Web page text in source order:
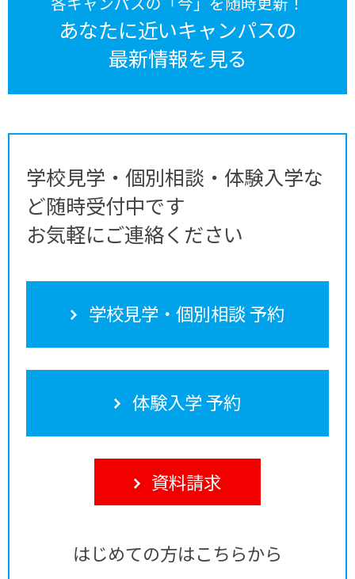
あなたに近いキャンパスの
最新情報を見る
学校見学・個別相談・体験入学な
ど随時受付中です
お気軽にご連絡ください
学校見学・個別相談 予約
体験入学 予約
資料請求
はじめての方はこちらから